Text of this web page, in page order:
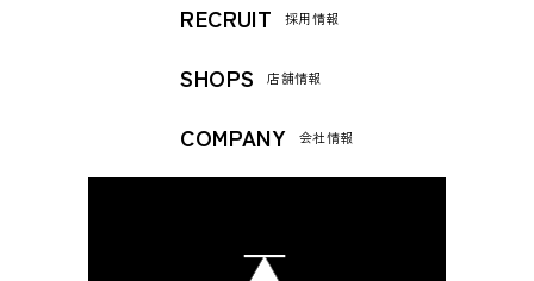
RECRUIT 採用情報
SHOPS 店舗情報
COMPANY 会社情報